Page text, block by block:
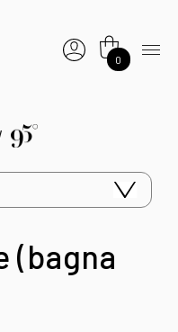
0
(bagna